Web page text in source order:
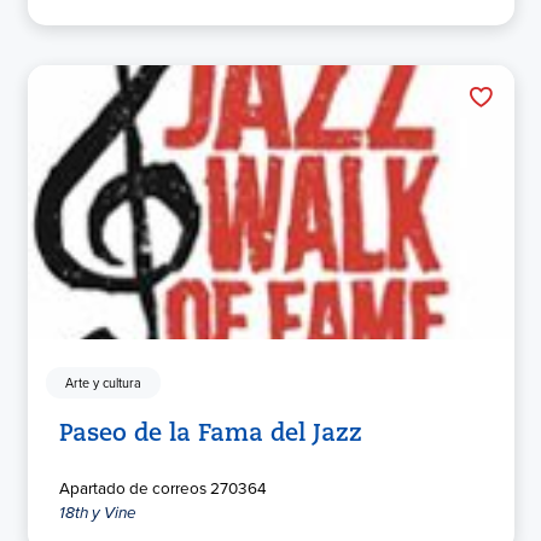
Arte y cultura
Paseo de la Fama del Jazz
Apartado de correos 270364
18th y Vine